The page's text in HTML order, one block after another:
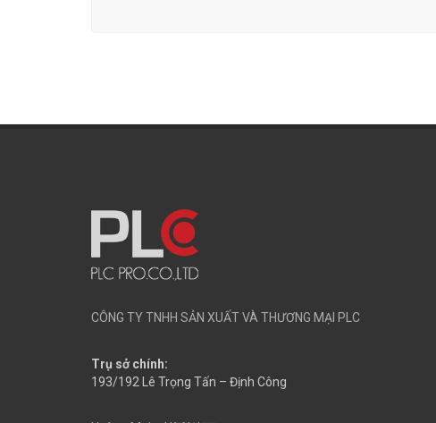
CÔNG TY TNHH SẢN XUẤT VÀ THƯƠNG MẠI PLC
Trụ sở chính:
193/192 Lê Trọng Tấn – Định Công